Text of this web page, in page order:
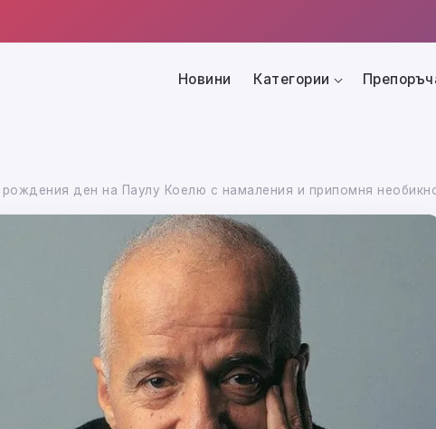
Новини Категории
ден на Паулу Коелю с намаления и припомня